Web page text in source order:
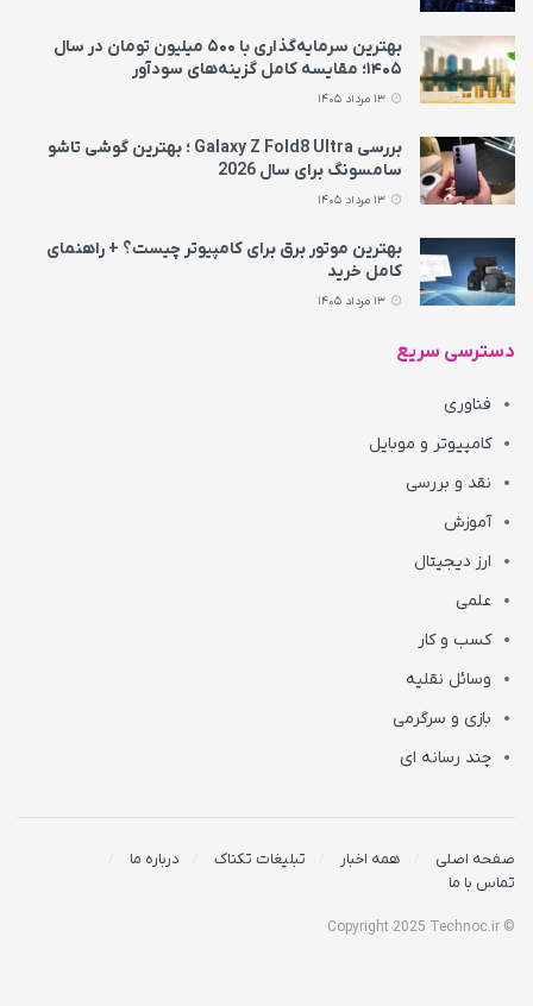
بهترین سرمایه‌گذاری با ۵۰۰ میلیون تومان در سال
۱۴۰۵؛ مقایسه کامل گزینه‌های سودآور
بررسی Galaxy Z Fold8 Ultra ؛ بهترین گوشی تاشو
سامسونگ برای سال 2026
بهترین موتور برق برای کامپیوتر چیست؟ + راهنمای
کامل خرید
دسترسی سریع
فناوری
کامپیوتر و موبایل
نقد و بررسی
آموزش
ارز دیجیتال
علمی
کسب و کار
وسائل نقلیه
بازی و سرگرمی
چند رسانه ای
صفحه اصلی همه اخبار تبلیغات تکناک
درباره ما
تماس با ما
© Copyright 2025 Technoc.ir